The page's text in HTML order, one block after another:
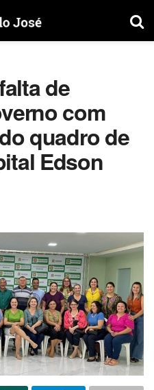
de
com
quadro de
Edson